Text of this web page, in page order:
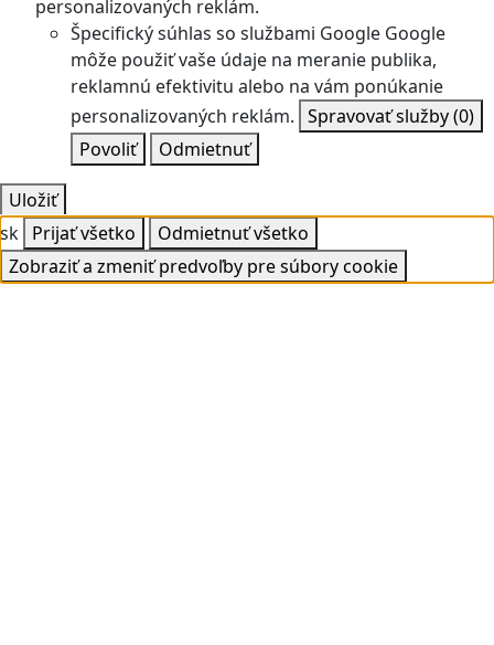
personalizovaných reklám.
Špecifický súhlas so službami Google Google
môže použiť vaše údaje na meranie publika,
reklamnú efektivitu alebo na vám ponúkanie
personalizovaných reklám. Spravovať služby(0)
Povoliť
Odmietnuť
Uložiť
sk Prijať všetko
Odmietnuť všetko
Zobraziť a zmeniť predvoľby pre súbory cookie